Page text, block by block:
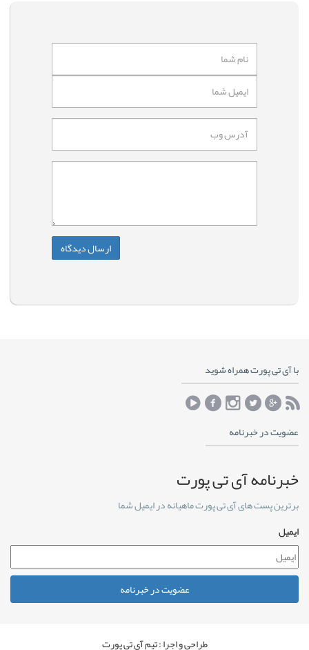
با آی تی پورت همراه شوید
عضویت در خبرنامه
خبرنامه آی تی پورت
برترین پست های آی تی پورت ماهیانه در ایمیل شما
ایمیل
عضویت در خبرنامه
طراحی و اجرا : تیم آی تی پورت